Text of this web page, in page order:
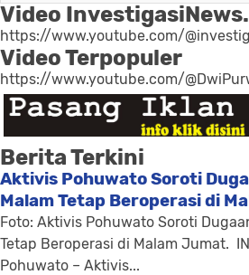
Video
https://www.youtube.com/
Video Terpopuler
https://www.youtube.com/
Berita Terkini
Aktivis Pohuwato Soroti
Malam Tetap Beroperasi di
Foto: Aktivis Pohuwato Soroti
Tetap Beroperasi di Malam Jumat.
Pohuwato – Aktivis...